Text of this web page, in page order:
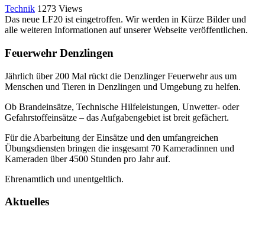
Technik 1273 Views
Das neue LF20 ist eingetroffen. Wir werden in Kürze Bilder und
alle weiteren Informationen auf unserer Webseite veröffentlichen.
Feuerwehr Denzlingen
Jährlich über 200 Mal rückt die Denzlinger Feuerwehr aus um
Menschen und Tieren in Denzlingen und Umgebung zu helfen.
Ob Brandeinsätze, Technische Hilfeleistungen, Unwetter- oder
Gefahrstoffeinsätze – das Aufgabengebiet ist breit gefächert.
Für die Abarbeitung der Einsätze und den umfangreichen
Übungsdiensten bringen die insgesamt 70 Kameradinnen und
Kameraden über 4500 Stunden pro Jahr auf.
Ehrenamtlich und unentgeltlich.
Aktuelles